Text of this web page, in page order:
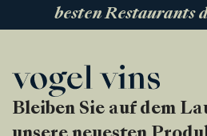
besten Restaurants
Bleiben Sie auf dem